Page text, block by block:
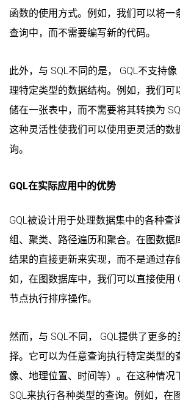
函数的使用方式。例如，我们可以将一
查询中，而不需要编写新的代码。
此外，与 SQL不同的是， GQL不支持
理特定类型的数据结构。例如，我们可
储在一张表中，而不需要将其转换为
这种灵活性使我们可以使用更灵活的数
询。
GQL在实际应用中的优势
GQL被设计用于处理数据集中的各种查
组、聚类、路径遍历和聚合。在图数据
结果的直接更新来实现，而不是通过存
如，在图数据库中，我们可以直接使用
节点执行排序操作。
然而，与 SQL不同， GQL提供了更多
择。它可以为任意查询执行特定类型的
像、地理位置、时间等）。在这种情况
SQL来执行各种类型的查询。例如，在